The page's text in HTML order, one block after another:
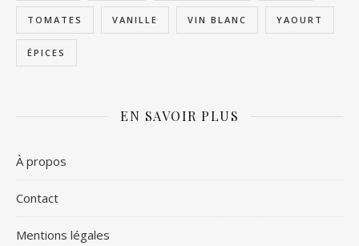
TOMATES VANILLE VIN BLANC YAOURT
ÉPICES
EN SAVOIR PLUS
À propos
Contact
Mentions légales